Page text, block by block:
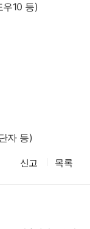
10 등)
자 등)
신고 목록